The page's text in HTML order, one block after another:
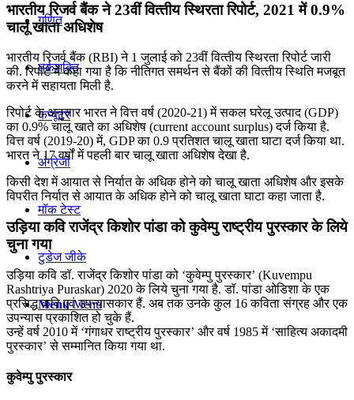
गणित
तर्कशक्ति
कंप्यूटर
अंग्रेजी
मॉक टेस्ट
टुडेज जीके
Menu Menu
भारतीय रिजर्व बैंक ने 23वीं वित्‍तीय स्थिरता रिपोर्ट, 2021 में 0.9%
चालू खाता अधिशेष
भारतीय रिजर्व बैंक (RBI) ने 1 जुलाई को 23वीं वित्‍तीय स्थिरता रिपोर्ट जारी
की. रिपोर्ट में कहा गया है कि नीतिगत समर्थन से बैंकों की वित्‍तीय स्थिति मजबूत
करने में सहायता मिली है.
रिपोर्ट के अनुसार भारत ने वित्त वर्ष (2020-21) में सकल घरेलू उत्पाद (GDP)
का 0.9% चालू खाते का अधिशेष (current account surplus) दर्ज किया है.
वित्त वर्ष (2019-20) में, GDP का 0.9 प्रतिशत चालू खाता घाटा दर्ज किया था.
भारत ने 17 वर्षों में पहली बार चालू खाता अधिशेष देखा है.
किसी देश में आयात से निर्यात के अधिक होने को चालू खाता अधिशेष और इसके
विपरीत निर्यात से आयात के अधिक होने को चालू खाता घाटा कहा जाता है.
उड़िया कवि राजेंद्र किशोर पांडा को कुवेम्पु राष्ट्रीय पुरस्कार के लिये
चुना गया
उड़िया कवि डॉ. राजेंद्र किशोर पांडा को ‘कुवेम्पु पुरस्कार’ (Kuvempu
Rashtriya Puraskar) 2020 के लिये चुना गया है. डॉ. पांडा ओडिशा के एक
प्रसिद्ध कवि एवं उपन्यासकार हैं. अब तक उनके कुल 16 कविता संग्रह और एक
उपन्यास प्रकाशित हो चुके हैं.
उन्हें वर्ष 2010 में ‘गंगाधर राष्ट्रीय पुरस्कार’ और वर्ष 1985 में ‘साहित्य अकादमी
पुरस्कार’ से सम्मानित किया गया था.
कुवेम्पु पुरस्कार